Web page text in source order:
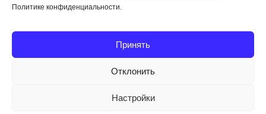
Политике конфиденциальности.
Принять
Отклонить
Настройки